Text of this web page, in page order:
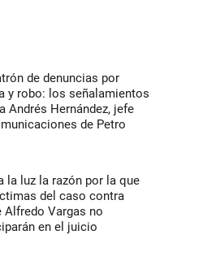
de denuncias por
y robo: los señalamientos
Andrés Hernández, jefe
de Petro
la luz la razón por la que
del caso contra
Alfredo Vargas no
en el juicio